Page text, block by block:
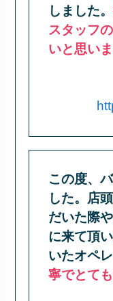
しました。
スタッフ
いと思いま
この度、
した。店
だいた際
に来て頂
いたオペ
寧でとて